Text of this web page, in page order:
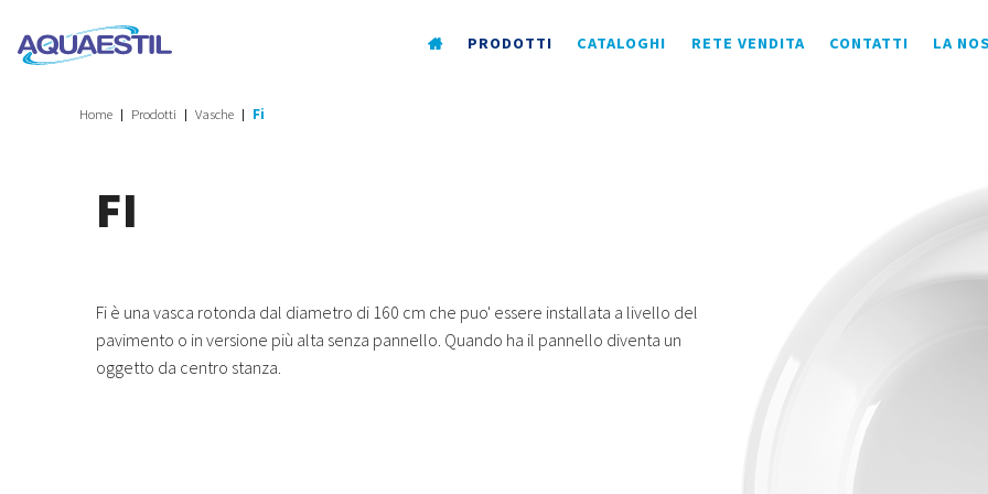
PRODOTTI CATALOGHI RETE VENDITA CONTATTI LA
Home Prodotti Vasche Fi
FI
Fi è una vasca rotonda dal diametro di 160 cm che puo' essere installata a livello del
pavimento o in versione più alta senza pannello. Quando ha il pannello diventa un
oggetto da centro stanza.